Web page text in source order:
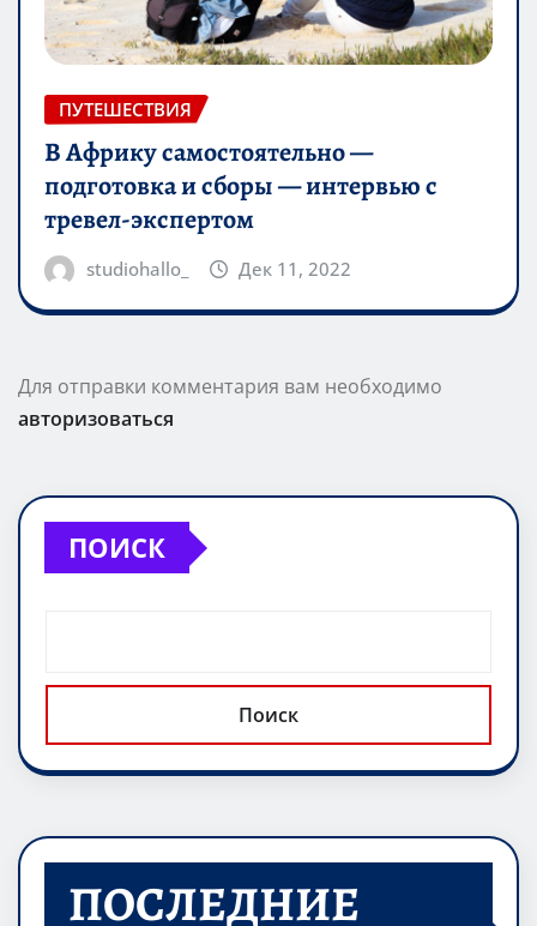
ПУТЕШЕСТВИЯ
В Африку самостоятельно —
подготовка и сборы — интервью с
тревел-экспертом
studiohallo_ Дек 11, 2022
Для отправки комментария вам необходимо
авторизоваться
ПОИСК
Поиск
ПОСЛЕДНИЕ